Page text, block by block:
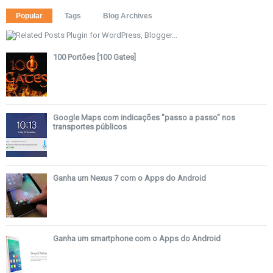
Popular Tags Blog Archives
100 Portões [100 Gates]
Google Maps com indicações "passo a passo" nos
transportes públicos
Ganha um Nexus 7 com o Apps do Android
Ganha um smartphone com o Apps do Android